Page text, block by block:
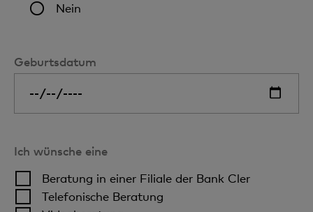
Nein
Geburtsdatum
Ich wünsche eine
Beratung in einer Filiale der Bank Cler
Telefonische Beratung